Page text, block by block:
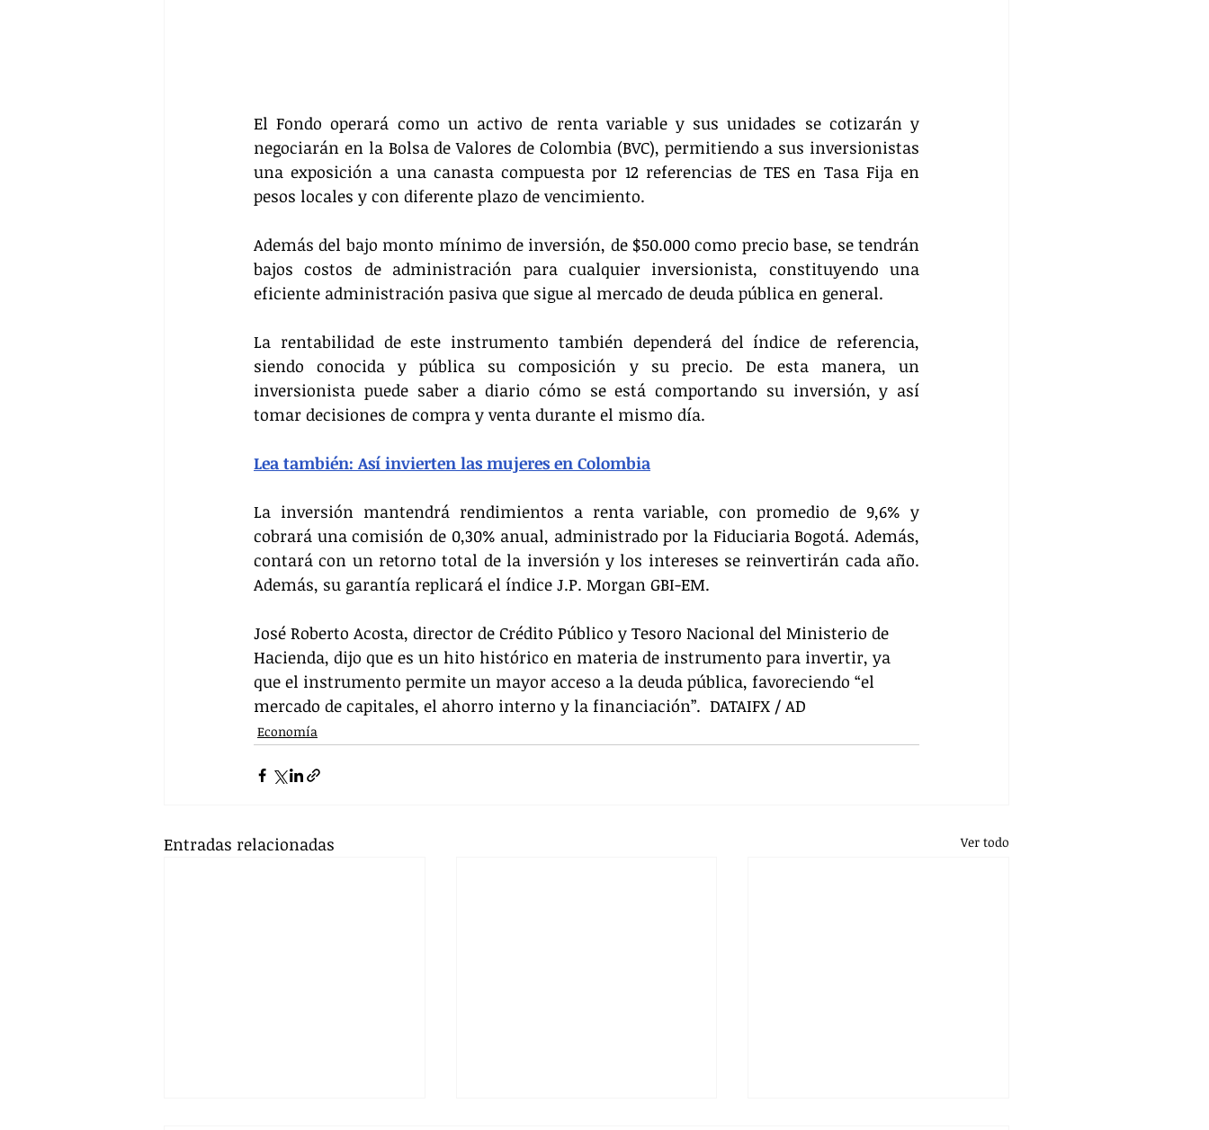
El Fondo operará como un activo de renta variable y sus unidades se cotizarán y
negociarán en la Bolsa de Valores de Colombia (BVC), permitiendo a sus inversionistas
una exposición a una canasta compuesta por 12 referencias de TES en Tasa Fija en
pesos locales y con diferente plazo de vencimiento.
Además del bajo monto mínimo de inversión, de $50.000 como precio base, se tendrán
bajos costos de administración para cualquier inversionista, constituyendo una
eficiente administración pasiva que sigue al mercado de deuda pública en general.
La rentabilidad de este instrumento también dependerá del índice de referencia,
siendo conocida y pública su composición y su precio. De esta manera, un
inversionista puede saber a diario cómo se está comportando su inversión, y así
tomar decisiones de compra y venta durante el mismo día.
Lea también: Así invierten las mujeres en Colombia
La inversión mantendrá rendimientos a renta variable, con promedio de 9,6% y
cobrará una comisión de 0,30% anual, administrado por la Fiduciaria Bogotá. Además,
contará con un retorno total de la inversión y los intereses se reinvertirán cada año.
Además, su garantía replicará el índice J.P. Morgan GBI-EM.
José Roberto Acosta, director de Crédito Público y Tesoro Nacional del Ministerio de
Hacienda, dijo que es un hito histórico en materia de instrumento para invertir, ya
que el instrumento permite un mayor acceso a la deuda pública, favoreciendo “el
mercado de capitales, el ahorro interno y la financiación”.  DATAIFX / AD
Economía
Entradas relacionadas Ver todo